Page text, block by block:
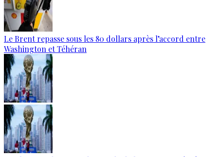
Le Brent repasse sous les 80 dollars après l’accord entre
Washington et Téhéran